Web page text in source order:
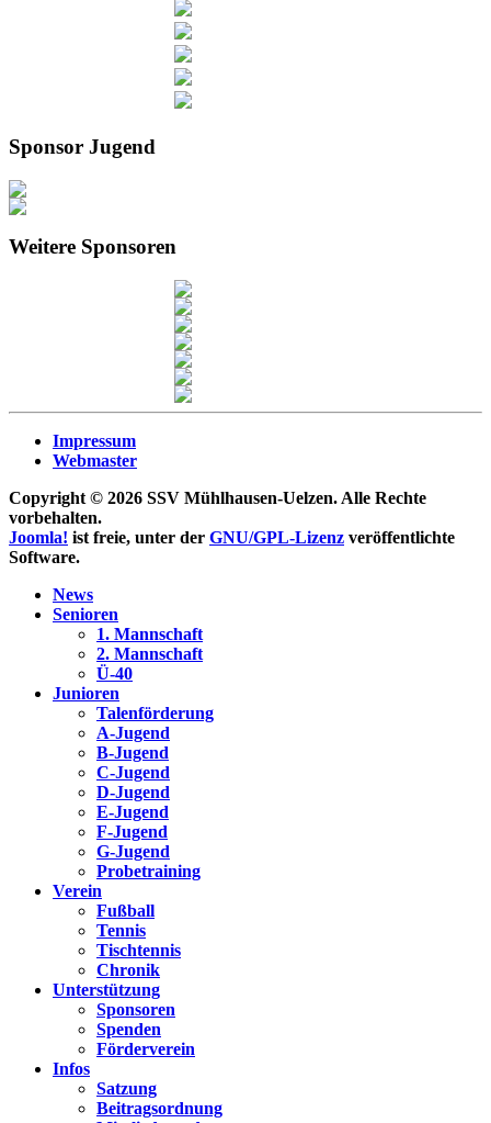
Sponsor Jugend
Weitere Sponsoren
Impressum
Webmaster
Copyright © 2026 SSV Mühlhausen-Uelzen. Alle Rechte
vorbehalten.
Joomla! ist freie, unter der GNU/GPL-Lizenz veröffentlichte
Software.
News
Senioren
1. Mannschaft
2. Mannschaft
Ü-40
Junioren
Talenförderung
A-Jugend
B-Jugend
C-Jugend
D-Jugend
E-Jugend
F-Jugend
G-Jugend
Probetraining
Verein
Fußball
Tennis
Tischtennis
Chronik
Unterstützung
Sponsoren
Spenden
Förderverein
Infos
Satzung
Beitragsordnung